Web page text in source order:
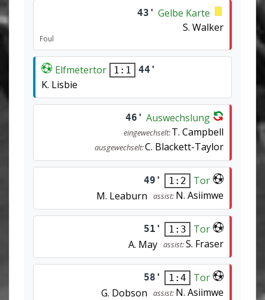
43' Gelbe Karte
S. Walker
Foul
Elfmetertor 1:1 44'
K. Lisbie
46' Auswechslung
eingewechselt:T. Campbell
ausgewechselt:C. Blackett-Taylor
49' 1:2
Tor
M. Leaburn
assist: N. Asiimwe
51' 1:3
Tor
A. May assist:S. Fraser
58' 1:4
Tor
G. Dobson
assist: N. Asiimwe